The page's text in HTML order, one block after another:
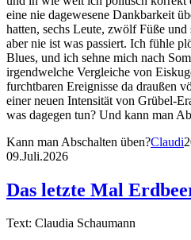
eine nie dagewesene Dankbarkeit
hatten, sechs Leute, zwölf Füße
aber nie ist was passiert. Ich fühle
Blues, und ich sehne mich nach
irgendwelche Vergleiche von
furchtbaren Ereignisse da draußen
einer neuen Intensität von Grübel-
was dagegen tun? Und kann man
Kann man Abschalten üben?Claudi
09.Juli.2026
Das letzte Mal
Text: Claudia Schaumann